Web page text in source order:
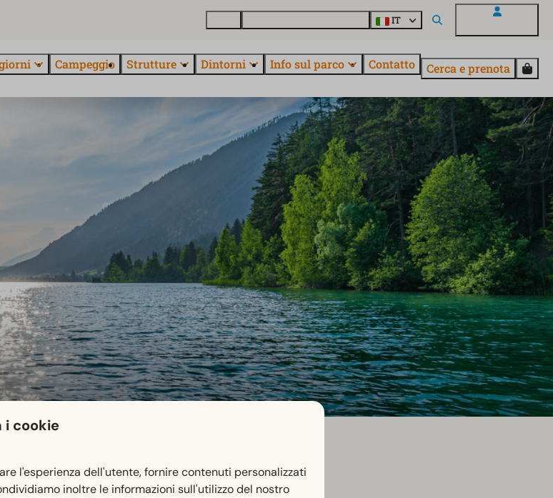
IT
Campeggio Strutture Dintorni Info sul parco Contatto Cerca e prenota
i cookie
l'esperienza dell'utente, fornire contenuti personalizzati
inoltre le informazioni sull'utilizzo del nostro